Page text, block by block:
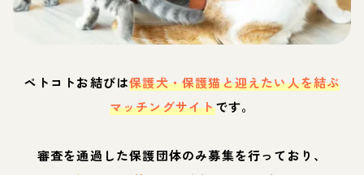
ペトコトお結びは保護犬・保護猫と迎えたい人を結ぶ
マッチングサイトです。
審査を通過した保護団体のみ募集を行っており、